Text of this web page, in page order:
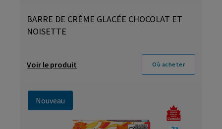
BARRE DE CRÈME GLACÉE CHOCOLAT ET
NOISETTE
Voir le produit Où acheter
Nouveau